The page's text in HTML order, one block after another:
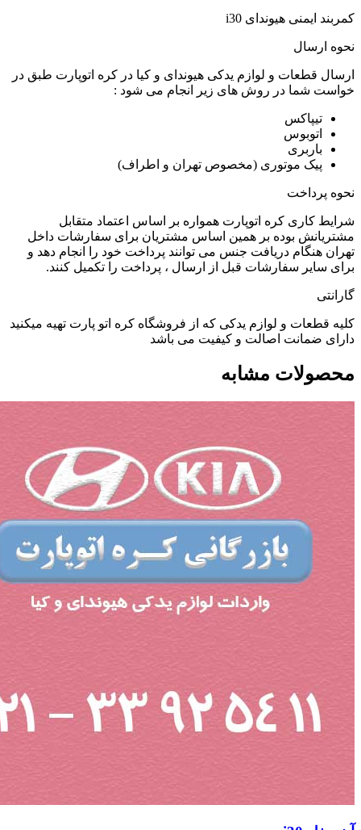
کمربند ایمنی هیوندای i30
نحوه ارسال
ارسال قطعات و لوازم یدکی هیوندای و کیا در کره اتوپارت طبق در
خواست شما در روش های زیر انجام می شود :
تیپاکس
اتوبوس
باربری
پیک موتوری (مخصوص تهران و اطراف)
نحوه پرداخت
شرایط کاری کره اتوپارت همواره بر اساس اعتماد متقابل
مشتریانش بوده بر همین اساس مشتریان برای سفارشات داخل
تهران هنگام دریافت جنس می توانند پرداخت خود را انجام دهد و
برای سایر سفارشات قبل از ارسال ، پرداخت را تکمیل کنند.
گارانتی
کلیه قطعات و لوازم یدکی که از فروشگاه کره اتو پارت تهیه میکنید
دارای ضمانت اصالت و کیفیت می باشد
محصولات مشابه